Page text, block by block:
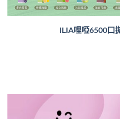
ILIA哩啞6500口